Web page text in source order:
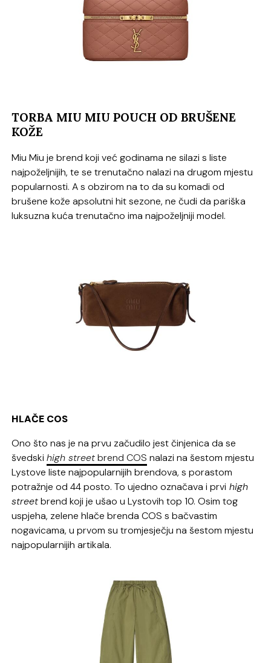
TORBA MIU MIU POUCH OD BRUŠENE
KOŽE
Miu Miu je brend koji već godinama ne silazi s liste
najpoželjnijih, te se trenutačno nalazi na drugom mjestu
popularnosti. A s obzirom na to da su komadi od
brušene kože apsolutni hit sezone, ne čudi da pariška
luksuzna kuća trenutačno ima najpoželjniji model.
HLAČE COS
Ono što nas je na prvu začudilo jest činjenica da se
švedskihigh streetbrend COS nalazi na šestom mjestu
Lystove liste najpopularnijih brendova, s porastom
potražnje od 44 posto. To ujedno označava i prvi high
streetbrend koji je ušao u Lystovih top 10. Osim tog
uspjeha, zelene hlače brenda COS s bačvastim
nogavicama, u prvom su tromjesječju na šestom mjestu
najpopularnijih artikala.